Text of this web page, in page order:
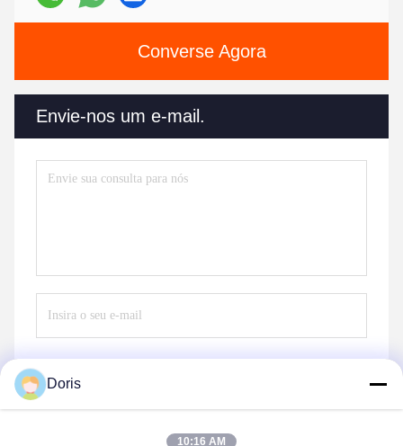
Converse Agora
Envie-nos um e-mail.
Doris
10:16 AM